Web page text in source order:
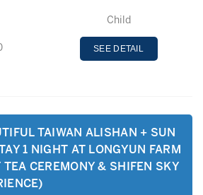
Child
SEE DETAIL
TAIWAN ALISHAN + SUN
1 NIGHT AT LONGYUN FARM
CEREMONY & SHIFEN SKY